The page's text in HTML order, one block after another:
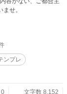
せ。
ンプレ
0
文字数 8,152